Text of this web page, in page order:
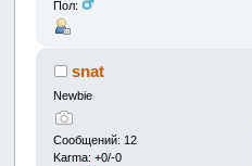
Пол:
snat
Newbie
Сообщений: 12
Karma: +0/-0